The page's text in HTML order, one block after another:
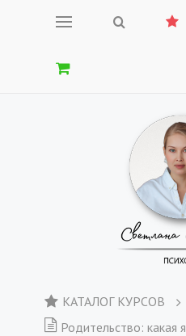
КАТАЛОГ КУРСОВ
Родительство: какая я мать - Запись вебинара